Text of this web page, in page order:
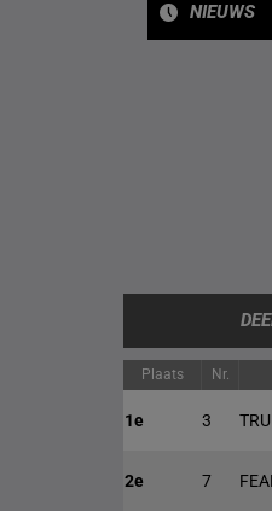
NIEUWS
Plaats Nr.
1e 3
2e 7